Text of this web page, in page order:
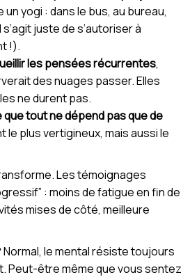
un yogi : dans le bus, au bureau,
juste de s’autoriser à
!).
les pensées récurrentes,
des nuages passer. Elles
ne durent pas.
que tout ne dépend pas que de
le plus vertigineux, mais aussi le
Les témoignages
: moins de fatigue en fin de
mises de côté, meilleure
le mental résiste toujours
Peut-être même que vous sentez